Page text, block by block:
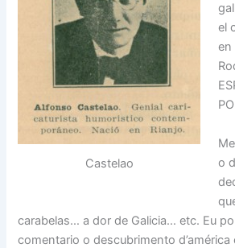
Castelao
el
en
o
carabelas… a dor de Galicia… etc. Eu
comentario o descubrimento